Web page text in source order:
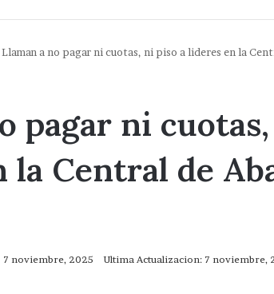
Llaman a no pagar ni cuotas, ni piso a lideres en la
pagar ni
la Central de
7 noviembre, 2025
Ultima Actualizacion: 7 noviembre,